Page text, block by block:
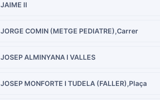
JAIME II
JORGE COMIN (METGE PEDIATRE),Carrer
JOSEP ALMINYANA I VALLES
JOSEP MONFORTE I TUDELA (FALLER),Plaça